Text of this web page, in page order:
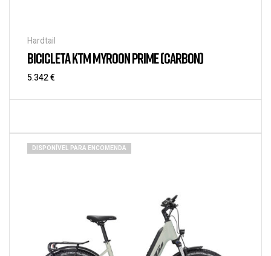
Hardtail
BICICLETA KTM MYROON PRIME (CARBON)
5.342€
DISPONÍVEL PARA ENCOMENDA